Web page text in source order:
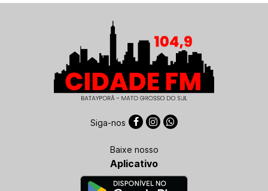
Siga-nos
Baixe nosso
Aplicativo